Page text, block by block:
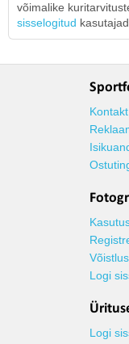
võimalike
sisselogitud
Logi
Logi